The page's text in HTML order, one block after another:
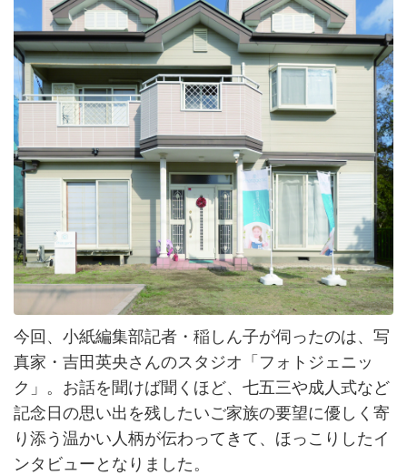
今回、小紙編集部記者・稲しん子が伺ったのは、写
真家・吉田英央さんのスタジオ「フォトジェニッ
ク」。お話を聞けば聞くほど、七五三や成人式など
記念日の思い出を残したいご家族の要望に優しく寄
り添う温かい人柄が伝わってきて、ほっこりしたイ
ンタビューとなりました。